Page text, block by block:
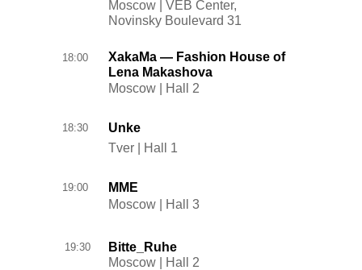
Moscow | VEB Center,
Novinsky Boulevard 31
Moscow | Hall 2
XakaMa — Fashion House of
Lena Makashova
18:00
19:00
19:30
Moscow | Hall 2
Tver | Hall 1
Bitte_Ruhe
Unke
MME
Moscow | Hall 3
18:30